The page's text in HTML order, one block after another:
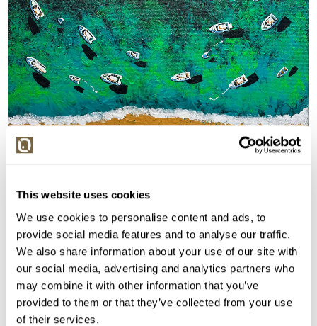
This website uses cookies
We use cookies to personalise content and ads, to
provide social media features and to analyse our traffic.
We also share information about your use of our site with
our social media, advertising and analytics partners who
may combine it with other information that you’ve
provided to them or that they’ve collected from your use
of their services.
> Zobrazit detail položky a informace o autorovi
> zpět na aukční výsledky
VYDRAŽENO
Juli Lampe